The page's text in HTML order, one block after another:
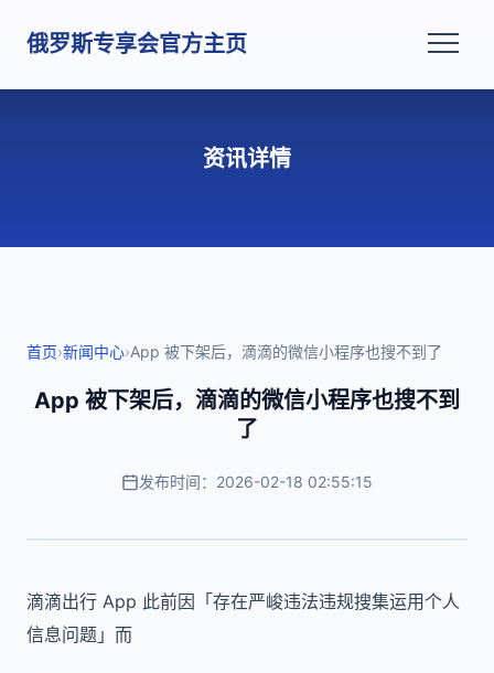
俄罗斯专享会官方主页
资讯详情
首页›新闻中心›App 被下架后，滴滴的微信小程序也搜不到了
App 被下架后，滴滴的微信小程序也搜不到
了
发布时间：2026-02-18 02:55:15
滴滴出行 App 此前因「存在严峻违法违规搜集运用个人
信息问题」而